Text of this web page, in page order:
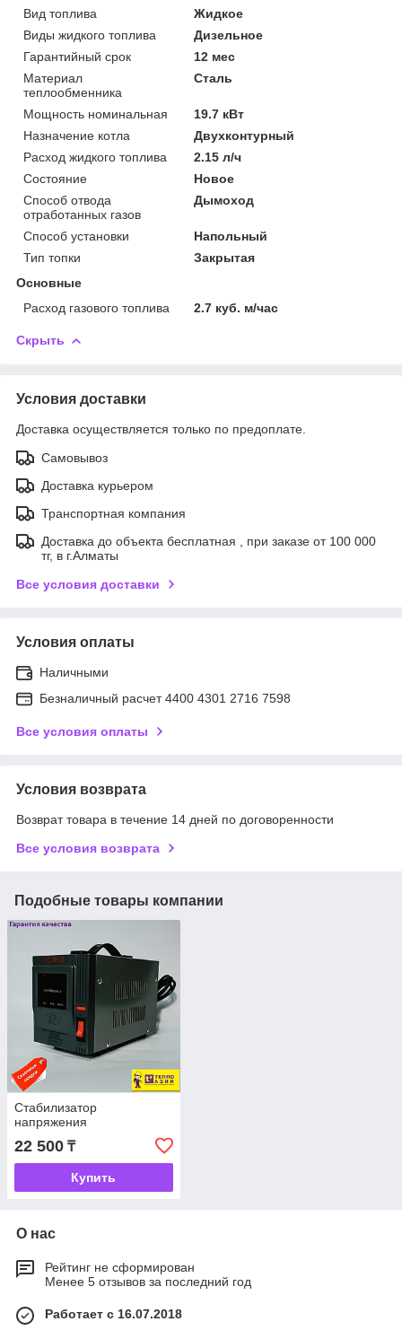
Вид топлива
Жидкое
Виды жидкого топлива
Дизельное
Гарантийный срок
12 мес
Материал
теплообменника
Сталь
Мощность номинальная
19.7 кВт
Назначение котла
Двухконтурный
Расход жидкого топлива
2.15 л/ч
Состояние
Новое
Способ отвода
отработанных газов
Дымоход
Способ установки
Напольный
Тип топки
Закрытая
Основные
Расход газового топлива
2.7 куб. м/час
Скрыть
Условия доставки
Доставка осуществляется только по предоплате.
Самовывоз
Доставка курьером
Транспортная компания
Доставка до объекта бесплатная , при заказе от 100 000
тг, в г.Алматы
Все условия доставки
Условия оплаты
Наличными
Безналичный расчет 4400 4301 2716 7598
Все условия оплаты
Условия возврата
Возврат товара в течение 14 дней по договоренности
Все условия возврата
Подобные товары компании
Стабилизатор
напряжения
22 500 ₸
Купить
О нас
Рейтинг не сформирован
Менее 5 отзывов за последний год
Работает с 16.07.2018